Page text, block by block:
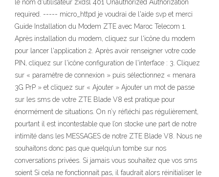
le nom d'utilisateur zxdsl 401 Unauthorized Authorization
required. ----- micro_httpd je voudrai de l'aide svp et merci
Guide Installation du Modem ZTE avec Maroc Telecom 1.
Après installation du modem, cliquez sur l'icône du modem
pour lancer l'application 2. Après avoir renseigner votre code
PIN, cliquez sur l'icône configuration de l'interface : 3. Cliquez
sur « paramètre de connexion » puis sélectionnez « menara
3G PrP » et cliquez sur « Ajouter » Ajouter un mot de passe
sur les sms de votre ZTE Blade V8 est pratique pour
énormément de situations. On n’y réfléchi pas régulièrement,
pourtant il est incontestable que l’on stocke une part de notre
intimité dans les MESSAGES de notre ZTE Blade V8. Nous ne
souhaitons donc pas que quelqu’un tombe sur nos
conversations privées. Si jamais vous souhaitez que vos sms
soient Si cela ne fonctionnait pas, il faudrait alors réinitialiser le